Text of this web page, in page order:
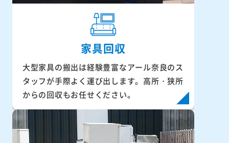
家具回収
大型家具の搬出は経験豊富なアール奈良のス
タッフが手際よく運び出します。高所・狭所
からの回収もお任せください。